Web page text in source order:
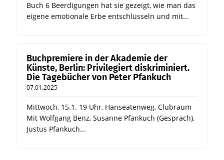
Buch 6 Beerdigungen hat sie gezeigt, wie man das
eigene emotionale Erbe entschlüsseln und mit...
Buchpremiere in der Akademie der
Künste, Berlin: Privilegiert diskriminiert.
Die Tagebücher von Peter Pfankuch
07.01.2025
Mittwoch, 15.1. 19 Uhr, Hanseatenweg, Clubraum
Mit Wolfgang Benz, Susanne Pfankuch (Gespräch),
Justus Pfankuch...